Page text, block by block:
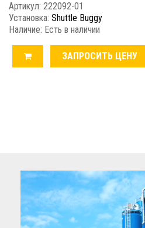
Артикул: 222092-01
Установка: Shuttle Buggy
Наличие: Есть в наличии
ЗАПРОСИТЬ ЦЕНУ